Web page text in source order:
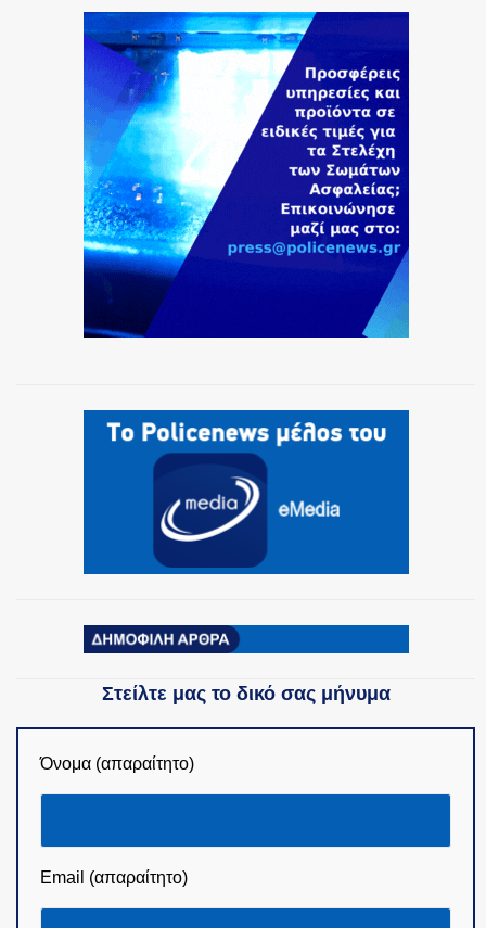
Στείλτε μας το δικό σας μήνυμα
Όνομα (απαραίτητο)
Email (απαραίτητο)